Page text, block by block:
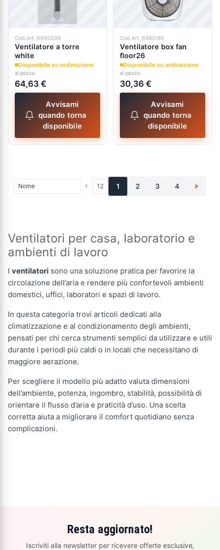
Cod.Art. 6990039
Ventilatore a torre
white
Disponibile su ordinazione
al pezzo
64,63 €
Avvisami
quando torna
disponibile
Cod.Art. 6983184
Ventilatore box fan
floor26
Disponibile su ordinazione
al pezzo
30,36 €
Avvisami
quando torna
disponibile
1 2 3 4 >
Ventilatori per casa, laboratorio e
ambienti di lavoro
I ventilatori sono una soluzione pratica per favorire la
circolazione dell’aria e rendere più confortevoli ambienti
domestici, uffici, laboratori e spazi di lavoro.
In questa categoria trovi articoli dedicati alla
climatizzazione e al condizionamento degli ambienti,
pensati per chi cerca strumenti semplici da utilizzare e utili
durante i periodi più caldi o in locali che necessitano di
maggiore aerazione.
Per scegliere il modello più adatto valuta dimensioni
dell’ambiente, potenza, ingombro, stabilità, possibilità di
orientare il flusso d’aria e praticità d’uso. Una scelta
corretta aiuta a migliorare il comfort quotidiano senza
complicazioni.
Resta aggiornato!
Iscriviti alla newsletter per ricevere offerte esclusive,